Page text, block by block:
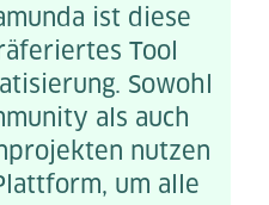
ist diese
Tool
Sowohl
als auch
nutzen
um alle